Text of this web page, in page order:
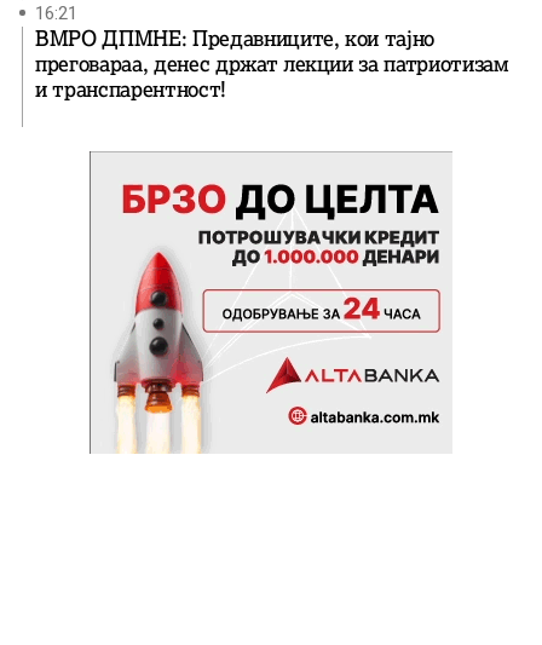
16:21
ВМРО ДПМНЕ: Предавниците, кои тајно
преговараа, денес држат лекции за патриотизам
и транспарентност!